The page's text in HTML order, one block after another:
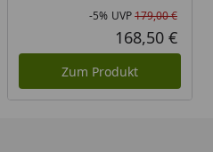
-5% UVP179,00 €
168,50 €
Zum Produkt